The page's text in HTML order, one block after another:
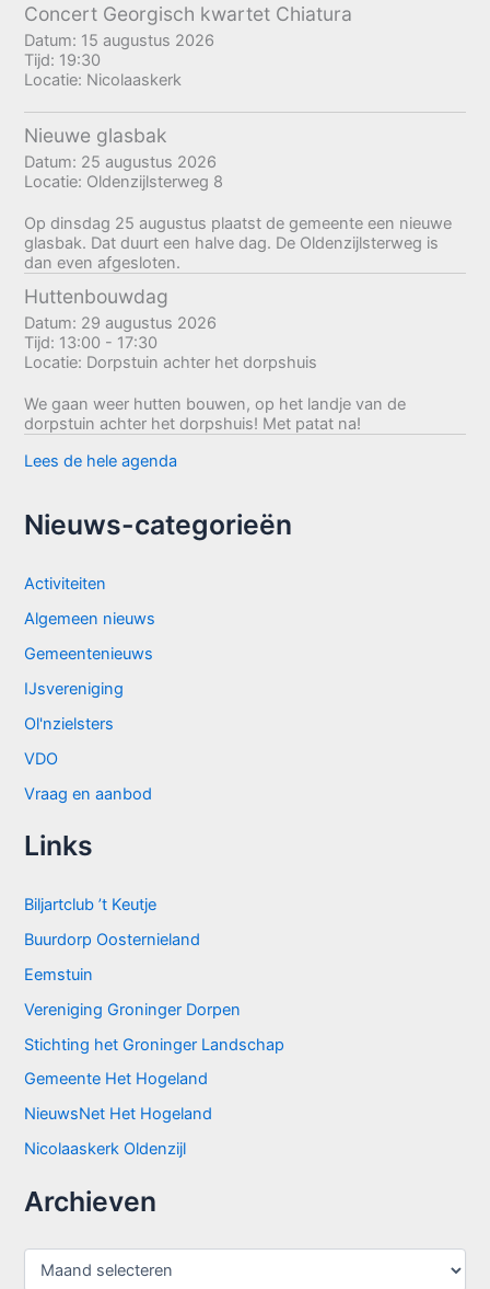
Concert Georgisch kwartet Chiatura
Datum: 15 augustus 2026
Tijd: 19:30
Locatie: Nicolaaskerk
Nieuwe glasbak
Datum: 25 augustus 2026
Locatie: Oldenzijlsterweg 8
Op dinsdag 25 augustus plaatst de gemeente een nieuwe
glasbak. Dat duurt een halve dag. De Oldenzijlsterweg is
dan even afgesloten.
Huttenbouwdag
Datum: 29 augustus 2026
Tijd: 13:00 - 17:30
Locatie: Dorpstuin achter het dorpshuis
We gaan weer hutten bouwen, op het landje van de
dorpstuin achter het dorpshuis! Met patat na!
Lees de hele agenda
Nieuws-categorieën
Activiteiten
Algemeen nieuws
Gemeentenieuws
IJsvereniging
Ol'nzielsters
VDO
Vraag en aanbod
Links
Biljartclub ’t Keutje
Buurdorp Oosternieland
Eemstuin
Vereniging Groninger Dorpen
Stichting het Groninger Landschap
Gemeente Het Hogeland
NieuwsNet Het Hogeland
Nicolaaskerk Oldenzijl
Archieven
A